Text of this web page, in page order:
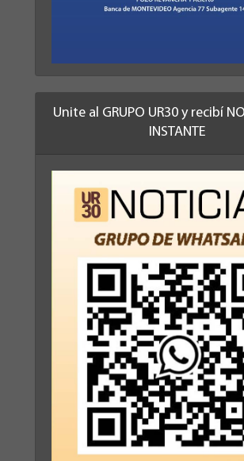
Unite al GRUPO UR30 y recibí
INSTANTE